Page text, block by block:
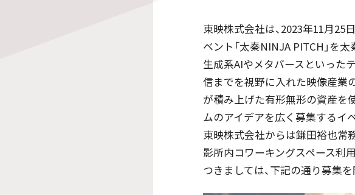
東映株式会社は、2023年11月25
ベント「太秦NINJA PITCH」を
生成系AIやメタバースといった
信までを視野に入れた映像産業
が積み上げた有形無形の資産を
ムのアイデアを広く募集するイ
東映株式会社からは鎌田裕也常
影所内コワーキングスペース利
つきましては、下記の通り募集